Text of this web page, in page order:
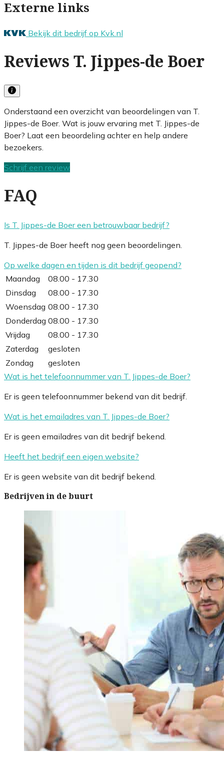
Externe links
Bekijk dit bedrijf op Kvk.nl
Reviews T. Jippes-de Boer
Onderstaand een overzicht van beoordelingen van T.
Jippes-de Boer. Wat is jouw ervaring met T. Jippes-de
Boer? Laat een beoordeling achter en help andere
bezoekers.
Schrijf een review
FAQ
Is T. Jippes-de Boer een betrouwbaar bedrijf?
T. Jippes-de Boer heeft nog geen beoordelingen.
Op welke dagen en tijden is dit bedrijf geopend?
Maandag
08.00 - 17.30
Dinsdag
08.00 - 17.30
Woensdag 08.00 - 17.30
Donderdag 08.00 - 17.30
Vrijdag
08.00 - 17.30
Zaterdag
gesloten
Zondag
gesloten
Wat is het telefoonnummer van T. Jippes-de Boer?
Er is geen telefoonnummer bekend van dit bedrijf.
Wat is het emailadres van T. Jippes-de Boer?
Er is geen emailadres van dit bedrijf bekend.
Heeft het bedrijf een eigen website?
Er is geen website van dit bedrijf bekend.
Bedrijven in de buurt